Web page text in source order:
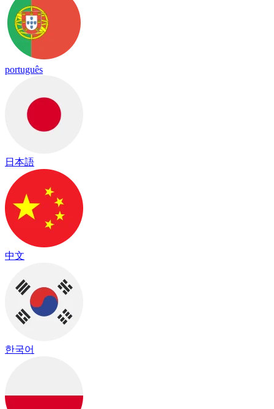
português
日本語
中文
한국어